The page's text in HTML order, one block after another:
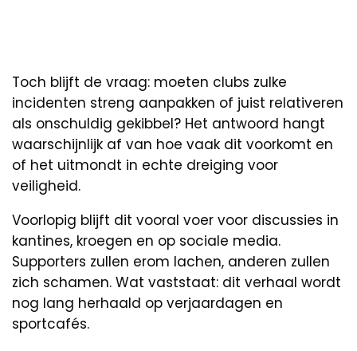
Toch blijft de vraag: moeten clubs zulke
incidenten streng aanpakken of juist relativeren
als onschuldig gekibbel? Het antwoord hangt
waarschijnlijk af van hoe vaak dit voorkomt en
of het uitmondt in echte dreiging voor
veiligheid.
Voorlopig blijft dit vooral voer voor discussies in
kantines, kroegen en op sociale media.
Supporters zullen erom lachen, anderen zullen
zich schamen. Wat vaststaat: dit verhaal wordt
nog lang herhaald op verjaardagen en
sportcafés.